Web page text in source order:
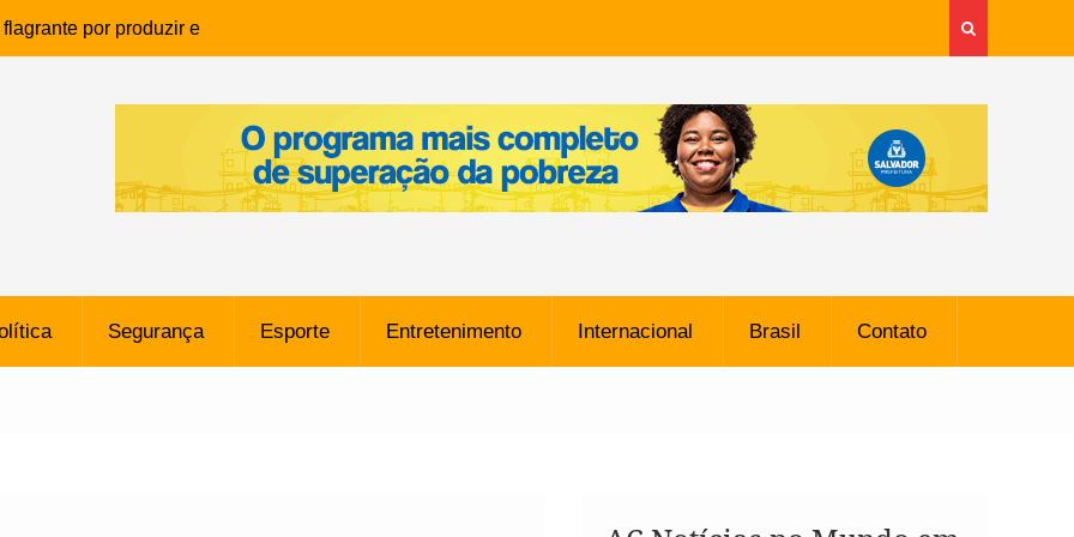
por produzir e
infantil em Eunápolis
morreu após ataque
sem restrições e pode
o Vasco
SpaceX Colide com a Lua
Afirma a Nasa
Segurança Esporte Entretenimento Internacional Brasil Contato